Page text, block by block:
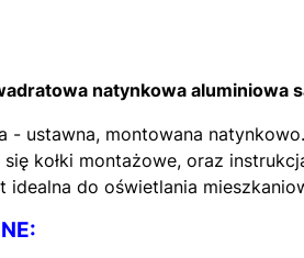
natynkowa aluminiowa
- ustawna, montowana
kołki montażowe, oraz
idealna do oświetlania